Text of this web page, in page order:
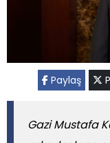
Paylaş
Gazi Mustafa